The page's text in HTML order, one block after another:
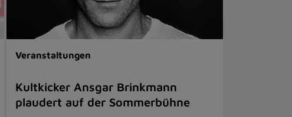
Veranstaltungen
Kultkicker Ansgar Brinkmann
plaudert auf der Sommerbühne